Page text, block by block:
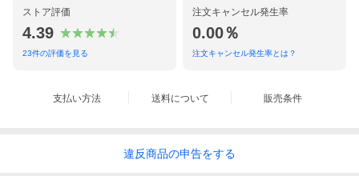
ストア評価
4.39
23件の評価を見る
注文キャンセル発生率
0.00％
注文キャンセル発生率とは？
支払い方法 送料について 販売条件
違反商品の申告をする